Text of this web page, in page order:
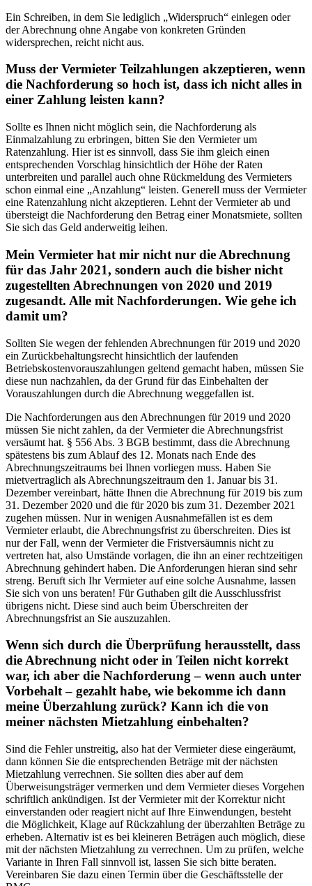
Ein Schreiben, in dem Sie lediglich „Widerspruch“ einlegen oder
der Abrechnung ohne Angabe von konkreten Gründen
widersprechen, reicht nicht aus.
Muss der Vermieter Teilzahlungen akzeptieren, wenn
die Nachforderung so hoch ist, dass ich nicht alles in
einer Zahlung leisten kann?
Sollte es Ihnen nicht möglich sein, die Nachforderung als
Einmalzahlung zu erbringen, bitten Sie den Vermieter um
Ratenzahlung. Hier ist es sinnvoll, dass Sie ihm gleich einen
entsprechenden Vorschlag hinsichtlich der Höhe der Raten
unterbreiten und parallel auch ohne Rückmeldung des Vermieters
schon einmal eine „Anzahlung“ leisten. Generell muss der Vermieter
eine Ratenzahlung nicht akzeptieren. Lehnt der Vermieter ab und
übersteigt die Nachforderung den Betrag einer Monatsmiete, sollten
Sie sich das Geld anderweitig leihen.
Mein Vermieter hat mir nicht nur die Abrechnung
für das Jahr 2021, sondern auch die bisher nicht
zugestellten Abrechnungen von 2020 und 2019
zugesandt. Alle mit Nachforderungen. Wie gehe ich
damit um?
Sollten Sie wegen der fehlenden Abrechnungen für 2019 und 2020
ein Zurückbehaltungsrecht hinsichtlich der laufenden
Betriebskostenvorauszahlungen geltend gemacht haben, müssen Sie
diese nun nachzahlen, da der Grund für das Einbehalten der
Vorauszahlungen durch die Abrechnung weggefallen ist.
Die Nachforderungen aus den Abrechnungen für 2019 und 2020
müssen Sie nicht zahlen, da der Vermieter die Abrechnungsfrist
versäumt hat. § 556 Abs. 3 BGB bestimmt, dass die Abrechnung
spätestens bis zum Ablauf des 12. Monats nach Ende des
Abrechnungszeitraums bei Ihnen vorliegen muss. Haben Sie
mietvertraglich als Abrechnungszeitraum den 1. Januar bis 31.
Dezember vereinbart, hätte Ihnen die Abrechnung für 2019 bis zum
31. Dezember 2020 und die für 2020 bis zum 31. Dezember 2021
zugehen müssen. Nur in wenigen Ausnahmefällen ist es dem
Vermieter erlaubt, die Abrechnungsfrist zu überschreiten. Dies ist
nur der Fall, wenn der Vermieter die Fristversäumnis nicht zu
vertreten hat, also Umstände vorlagen, die ihn an einer rechtzeitigen
Abrechnung gehindert haben. Die Anforderungen hieran sind sehr
streng. Beruft sich Ihr Vermieter auf eine solche Ausnahme, lassen
Sie sich von uns beraten! Für Guthaben gilt die Ausschlussfrist
übrigens nicht. Diese sind auch beim Überschreiten der
Abrechnungsfrist an Sie auszuzahlen.
Wenn sich durch die Überprüfung herausstellt, dass
die Abrechnung nicht oder in Teilen nicht korrekt
war, ich aber die Nachforderung – wenn auch unter
Vorbehalt – gezahlt habe, wie bekomme ich dann
meine Überzahlung zurück? Kann ich die von
meiner nächsten Mietzahlung einbehalten?
Sind die Fehler unstreitig, also hat der Vermieter diese eingeräumt,
dann können Sie die entsprechenden Beträge mit der nächsten
Mietzahlung verrechnen. Sie sollten dies aber auf dem
Überweisungsträger vermerken und dem Vermieter dieses Vorgehen
schriftlich ankündigen. Ist der Vermieter mit der Korrektur nicht
einverstanden oder reagiert nicht auf Ihre Einwendungen, besteht
die Möglichkeit, Klage auf Rückzahlung der überzahlten Beträge zu
erheben. Alternativ ist es bei kleineren Beträgen auch möglich, diese
mit der nächsten Mietzahlung zu verrechnen. Um zu prüfen, welche
Variante in Ihren Fall sinnvoll ist, lassen Sie sich bitte beraten.
Vereinbaren Sie dazu einen Termin über die Geschäftsstelle der